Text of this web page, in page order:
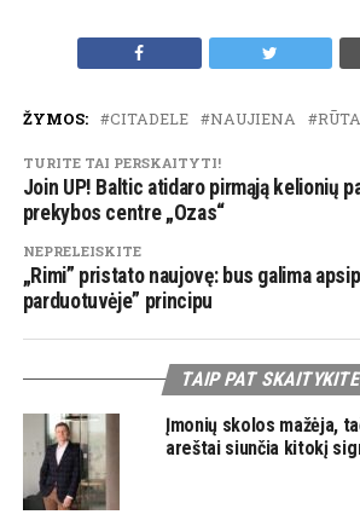
ŽYMOS: CITADELE NAUJIENA
TURITE TAI PERSKAITYTI!
Join UP! Baltic atidaro pirmąją kelionių
prekybos centre „Ozas“
NEPRELEISKITE
„Rimi” pristato naujovę: bus galima
parduotuvėje” principu
TAIP PAT
Įmonių skolos mažėja,
areštai siunčia kitokį